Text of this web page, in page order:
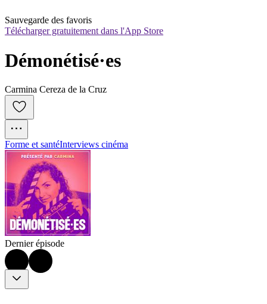
Sauvegarde des favoris
Télécharger gratuitement dans l'App Store
Démonétisé·es
Carmina Cereza de la Cruz
Forme et santéInterviews cinéma
Dernier épisode